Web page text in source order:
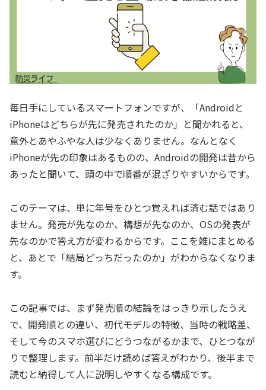
毎日手にしているスマートフォンですが、「Androidと
iPhoneはどちらが先に発売されたのか」と聞かれると、
意外とあやふやな人は少なくありません。なんとなく
iPhoneが先の印象はあるものの、Androidの開発は昔から
あったと聞いて、頭の中で順番が混ざりやすいからです。
このテーマは、単に年号をひとつ覚えれば済む話ではあり
ません。発売が先なのか、構想が先なのか、OSの発表が
先なのかで答え方が変わるからです。ここを雑にまとめる
と、あとで「結局どっちだったのか」がわからなくなりま
す。
この記事では、まず発売順の結論をはっきり示したうえ
で、開発順との違い、初代モデルの特徴、当時の戦略差、
そして今のスマホ選びにどうつながるかまで、ひとつなが
りで整理します。前半だけ読めば答えがわかり、後半まで
読むと納得して人に説明しやすくなる構成です。